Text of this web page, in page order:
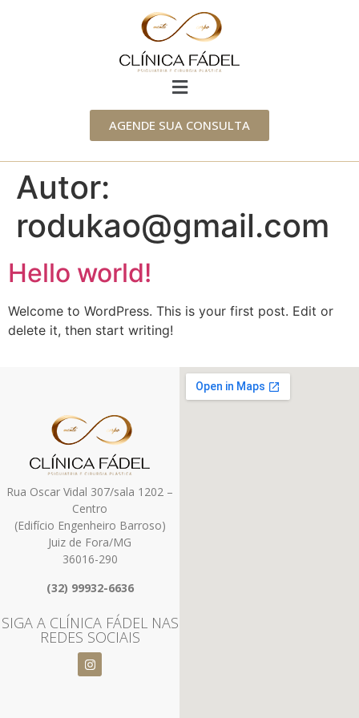
AGENDE SUA CONSULTA
Autor:
rodukao@gmail.com
Hello world!
Welcome to WordPress. This is your first post. Edit or
delete it, then start writing!
Rua Oscar Vidal 307/sala 1202 –
Centro
(Edifício Engenheiro Barroso)
Juiz de Fora/MG
36016-290
(32) 99932-6636
SIGA A CLÍNICA FÁDEL NAS
REDES SOCIAIS